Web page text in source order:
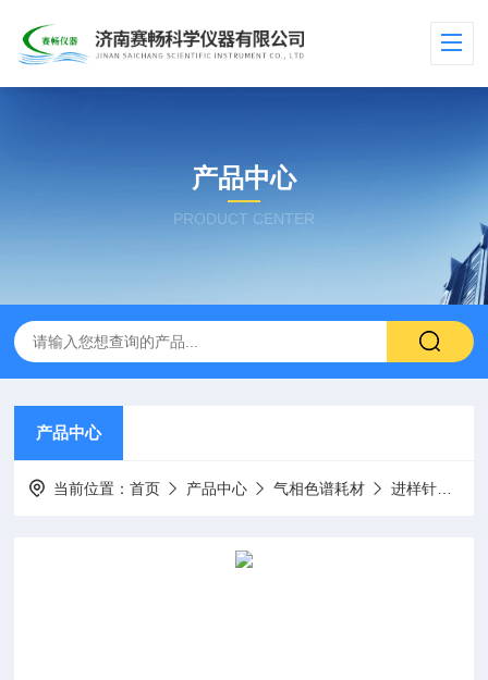
产品中心
PRODUCT CENTER
产品中心
当前位置：首页 产品中心 气相色谱耗材 进样针（尖头微量注射器）